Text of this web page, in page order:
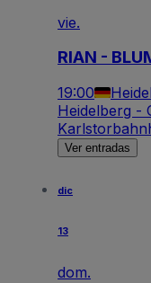
vie.
RIAN -
19:00
Heidelberg -
Ver entradas
dic
13
dom.